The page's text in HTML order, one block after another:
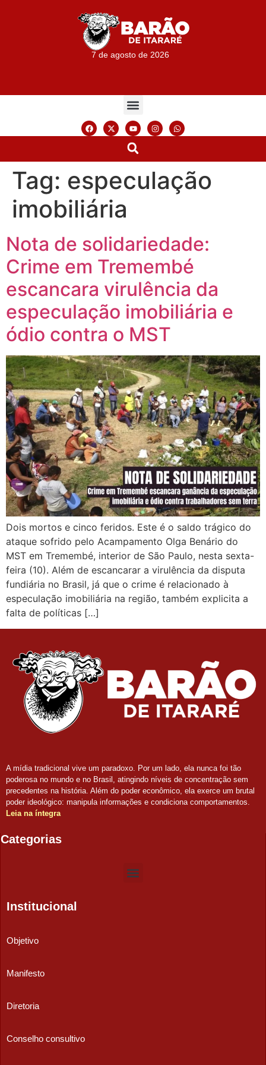
7 de agosto de 2026
Tag: especulação
imobiliária
Nota de solidariedade:
Crime em Tremembé
escancara virulência da
especulação imobiliária e
ódio contra o MST
Dois mortos e cinco feridos. Este é o saldo trágico do
ataque sofrido pelo Acampamento Olga Benário do
MST em Tremembé, interior de São Paulo, nesta sexta-
feira (10). Além de escancarar a virulência da disputa
fundiária no Brasil, já que o crime é relacionado à
especulação imobiliária na região, também explicita a
falta de políticas […]
A mídia tradicional vive um paradoxo. Por um lado, ela nunca foi tão
poderosa no mundo e no Brasil, atingindo níveis de concentração sem
precedentes na história. Além do poder econômico, ela exerce um brutal
poder ideológico: manipula informações e condiciona comportamentos.
Leia na íntegra
Categorias
Institucional
Objetivo
Manifesto
Diretoria
Conselho consultivo